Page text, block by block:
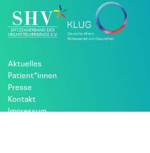
Aktuelles
Patient*innen
Presse
Kontakt
Impressum